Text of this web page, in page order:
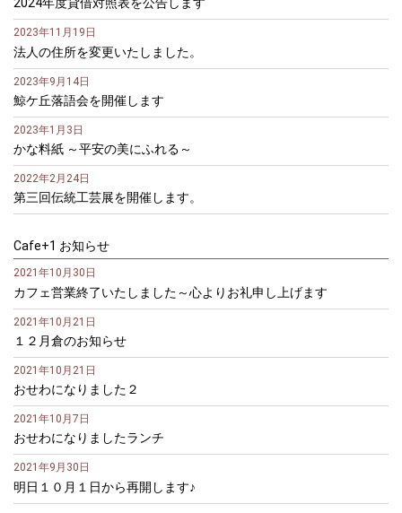
2024年度貸借対照表を公告します
2023年11月19日
法人の住所を変更いたしました。
2023年9月14日
鯨ケ丘落語会を開催します
2023年1月3日
かな料紙 ～平安の美にふれる～
2022年2月24日
第三回伝統工芸展を開催します。
Cafe+1 お知らせ
2021年10月30日
カフェ営業終了いたしました～心よりお礼申し上げます
2021年10月21日
１２月倉のお知らせ
2021年10月21日
おせわになりました２
2021年10月7日
おせわになりましたランチ
2021年9月30日
明日１０月１日から再開します♪